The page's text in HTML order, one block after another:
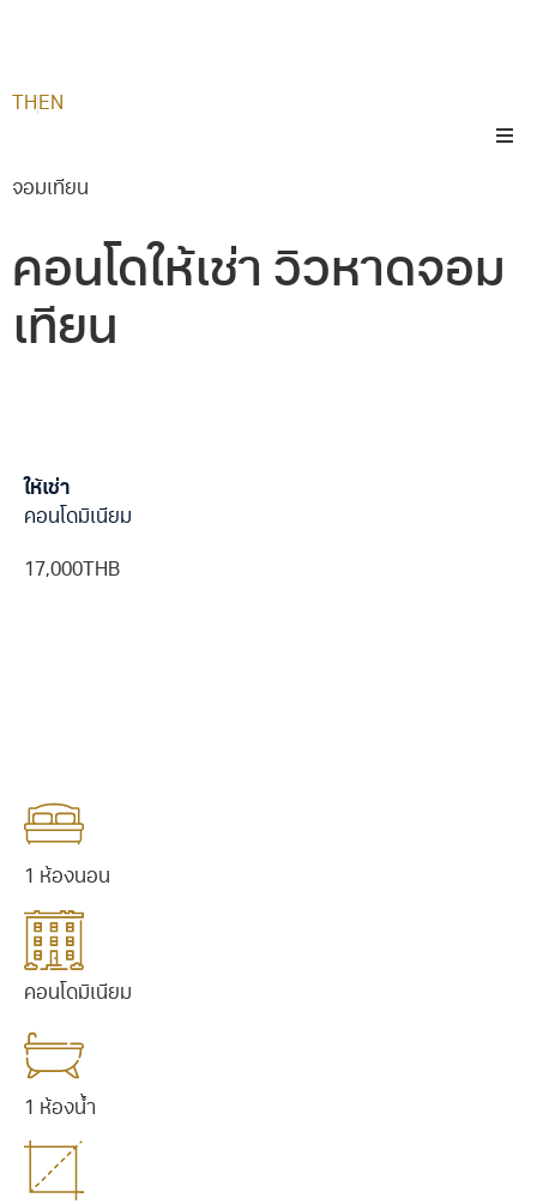
TH EN
จอมเทียน
คอนโดให้เช่า วิวหาดจอม
เทียน
ให้เช่า
คอนโดมิเนียม
17,000THB
1 ห้องนอน
คอนโดมิเนียม
1 ห้องน้ำ